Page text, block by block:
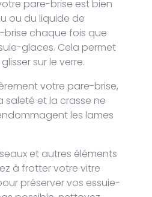
pare-brise est bien
ou du liquide de
chaque fois que
glaces. Cela permet
sur le verre.
votre pare-brise,
saleté et la crasse ne
les lames
et autres éléments
à frotter votre vitre
préserver vos essuie-